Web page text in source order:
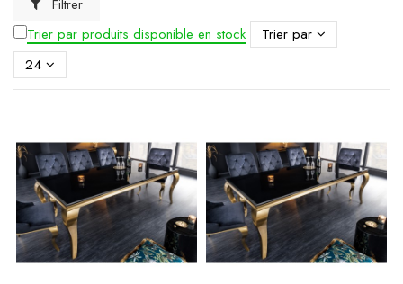
Filtrer
Trier par produits disponible en stock
Trier par
24